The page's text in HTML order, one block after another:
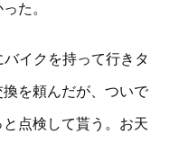
た。
イクを持って行きタ
を頼んだが、ついで
点検して貰う。お天